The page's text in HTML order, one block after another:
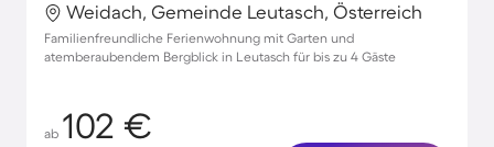
Weidach, Gemeinde Leutasch, Österreich
Familienfreundliche Ferienwohnung mit Garten und
atemberaubendem Bergblick in Leutasch für bis zu 4 Gäste
ab 102 €